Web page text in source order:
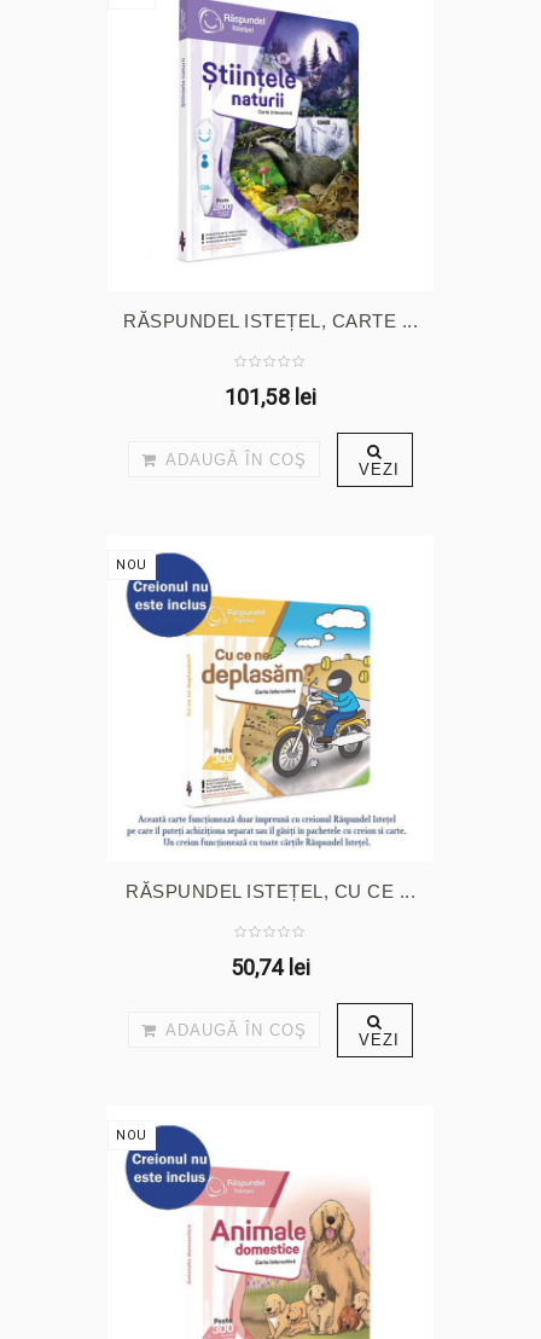
RĂSPUNDEL ISTEȚEL, CARTE ...
101,58 lei
ADAUGĂ ÎN COŞ VEZI
NOU
RĂSPUNDEL ISTEȚEL, CU CE ...
50,74 lei
ADAUGĂ ÎN COŞ VEZI
NOU